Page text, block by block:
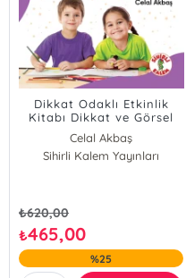
Dikkat Odaklı Etkinlik
Kitabı Dikkat ve Görsel
Algı Çalışması 5-6 Yaş
Celal Akbaş
Sihirli Kalem Yayınları
₺620,00
₺465,00
%25